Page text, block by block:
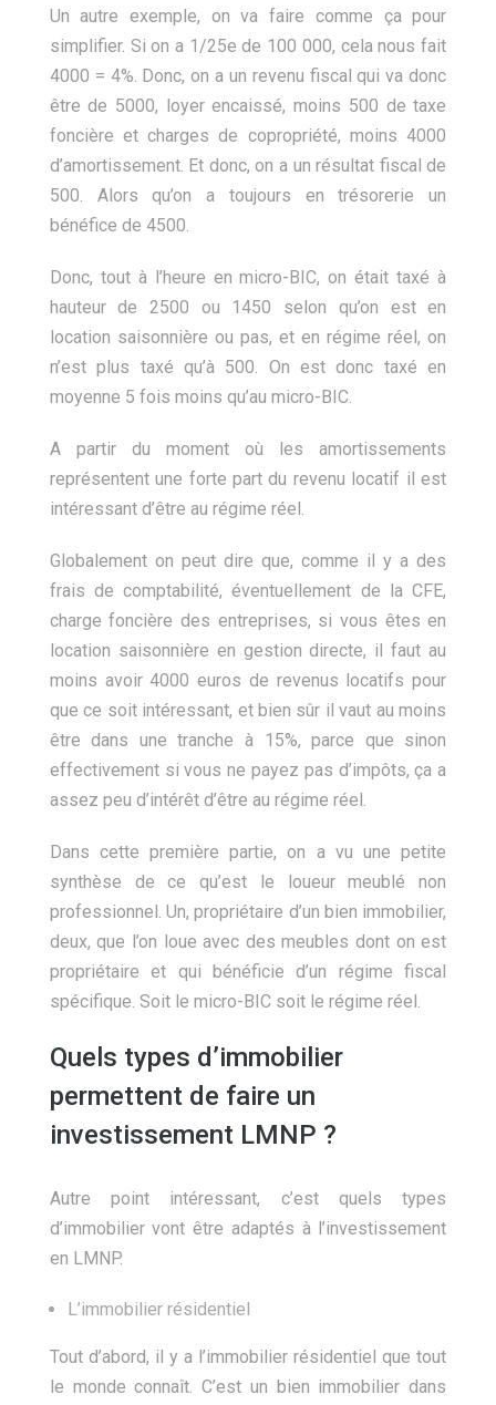
Un autre exemple, on va faire comme ça pour
simplifier. Si on a 1/25e de 100 000, cela nous fait
4000 = 4%. Donc, on a un revenu fiscal qui va donc
être de 5000, loyer encaissé, moins 500 de taxe
foncière et charges de copropriété, moins 4000
d’amortissement. Et donc, on a un résultat fiscal de
500. Alors qu’on a toujours en trésorerie un
bénéfice de 4500.
Donc, tout à l’heure en micro-BIC, on était taxé à
hauteur de 2500 ou 1450 selon qu’on est en
location saisonnière ou pas, et en régime réel, on
n’est plus taxé qu’à 500. On est donc taxé en
moyenne 5 fois moins qu’au micro-BIC.
A partir du moment où les amortissements
représentent une forte part du revenu locatif il est
intéressant d’être au régime réel.
Globalement on peut dire que, comme il y a des
frais de comptabilité, éventuellement de la CFE,
charge foncière des entreprises, si vous êtes en
location saisonnière en gestion directe, il faut au
moins avoir 4000 euros de revenus locatifs pour
que ce soit intéressant, et bien sûr il vaut au moins
être dans une tranche à 15%, parce que sinon
effectivement si vous ne payez pas d’impôts, ça a
assez peu d’intérêt d’être au régime réel.
Dans cette première partie, on a vu une petite
synthèse de ce qu’est le loueur meublé non
professionnel. Un, propriétaire d’un bien immobilier,
deux, que l’on loue avec des meubles dont on est
propriétaire et qui bénéficie d’un régime fiscal
spécifique. Soit le micro-BIC soit le régime réel.
Quels types d’immobilier
permettent de faire un
investissement LMNP ?
Autre point intéressant, c’est quels types
d’immobilier vont être adaptés à l’investissement
en LMNP.
L’immobilier résidentiel
Tout d’abord, il y a l’immobilier résidentiel que tout
le monde connaît. C’est un bien immobilier dans